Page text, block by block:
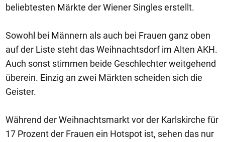
beliebtesten Märkte der Wiener Singles erstellt.
Sowohl bei Männern als auch bei Frauen ganz oben
auf der Liste steht das Weihnachtsdorf im Alten AKH.
Auch sonst stimmen beide Geschlechter weitgehend
überein. Einzig an zwei Märkten scheiden sich die
Geister.
Während der Weihnachtsmarkt vor der Karlskirche für
17 Prozent der Frauen ein Hotspot ist, sehen das nur